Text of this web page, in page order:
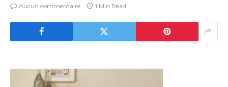
Aucun commentaire 1 Min Read